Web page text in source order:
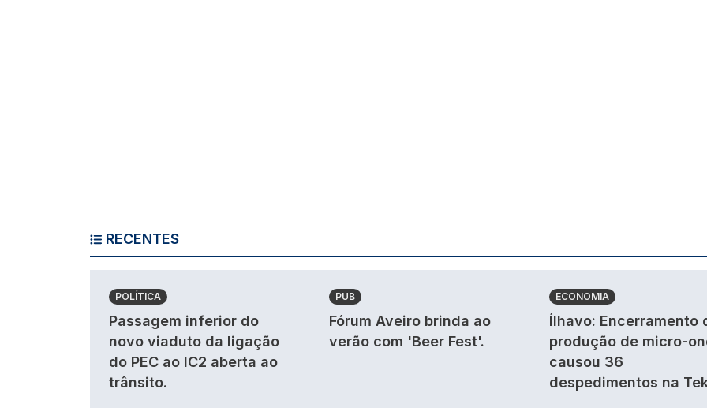
RECENTES
POLÍTICA
Passagem inferior do
novo viaduto da ligação
do PEC ao IC2 aberta ao
trânsito.
PUB
Fórum Aveiro brinda ao
verão com 'Beer Fest'.
ECONOMIA
Ílhavo: Encerramento
produção de micro-
causou 36
despedimentos na